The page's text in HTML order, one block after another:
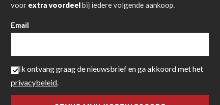
voor extra voordeelbij iedere volgende aankoop.
Email
Ik ontvang graag de nieuwsbrief en ga akkoord met het
privacybeleid.